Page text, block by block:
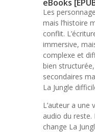
eBooks
Les
mais l’histoire
conflit.
immersive,
complexe et
bien
secondaires
La Jungle
L’auteur a une
audio du
change La